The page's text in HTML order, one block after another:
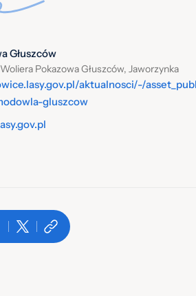
Głuszców
Pokazowa Głuszców, Jaworzynka
aktualnosci/-/
gluszcow